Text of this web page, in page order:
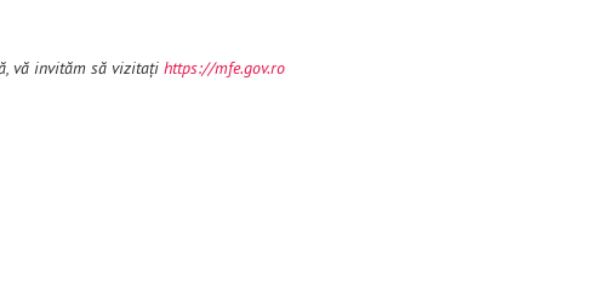
vă invităm să vizitați https://mfe.gov.ro